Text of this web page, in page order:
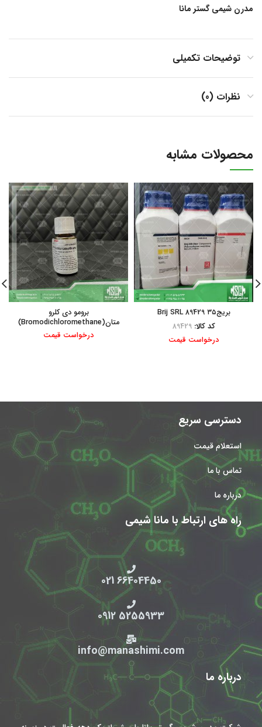
مدرن شیمی گستر مانا
توضیحات تکمیلی
نظرات (0)
محصولات مشابه
بریج۳۵ Brij SRL 89429
کد کالا:89429
درخواست قیمت
برومو دی کلرو
متان(Bromodichloromethane)
درخواست قیمت
دسترسی سریع
استعلام قیمت
تماس با ما
درباره ما
راه های ارتباط با مانا شیمی
66404450 021
5255933 0912
info@manashimi.com
درباره ما